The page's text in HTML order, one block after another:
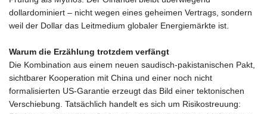
KRW
1627.677557
KWD 0.356853
KZT 540.233287
LAK
26025.676609
LBP
103223.017367
dollardominiert – nicht wegen eines geheimen Vertrags, sondern
weil der Dollar das Leitmedium globaler Energiemärkte ist.
Warum die Erzählung trotzdem verfängt
Die Kombination aus einem neuen saudisch‑pakistanischen Pakt,
sichtbarer Kooperation mit China und einer noch nicht
formalisierten US‑Garantie erzeugt das Bild einer tektonischen
Verschiebung. Tatsächlich handelt es sich um Risikostreuung: